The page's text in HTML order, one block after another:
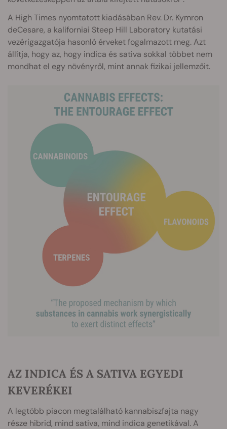
A High Times nyomtatott kiadásában Rev. Dr. Kymron
deCesare, a kaliforniai Steep Hill Laboratory kutatási
vezérigazgatója hasonló érveket fogalmazott meg. Azt
állítja, hogy az, hogy indica és sativa sokkal többet nem
mondhat el egy növényről, mint annak fizikai jellemzőit.
AZ INDICA ÉS A SATIVA EGYEDI
KEVERÉKEI
A legtöbb piacon megtalálható kannabiszfajta nagy
része hibrid, mind sativa, mind indica genetikával. A